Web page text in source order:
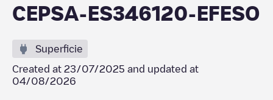
CEPSA-ES346120-EFESO
Superficie
Created at 23/07/2025 and updated at
04/08/2026